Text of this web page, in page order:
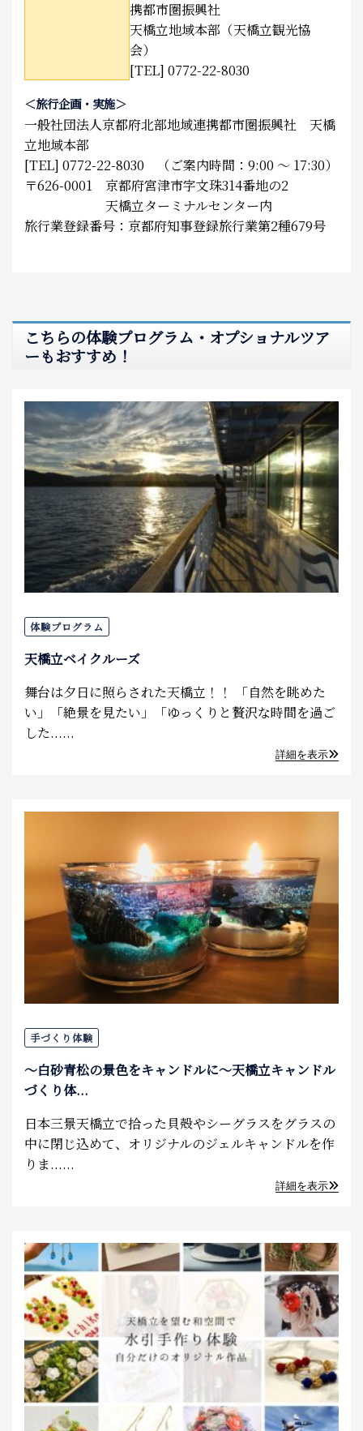
携都市圏振興社
天橋立地域本部（天橋立観光協
会）
[TEL] 0772-22-8030
＜旅行企画・実施＞
一般社団法人京都府北部地域連携都市圏振興社 天橋
立地域本部
[TEL] 0772-22-8030 （ご案内時間：9:00 ～ 17:30）
〒626-0001 京都府宮津市字文珠314番地の2
天橋立ターミナルセンター内
旅行業登録番号：京都府知事登録旅行業第2種679号
こちらの体験プログラム・オプショナルツア
ーもおすすめ！
体験プログラム
天橋立ベイクルーズ
舞台は夕日に照らされた天橋立！！ 「自然を眺めた
い」「絶景を見たい」「ゆっくりと贅沢な時間を過ご
した......
詳細を表示
手づくり体験
～白砂青松の景色をキャンドルに～天橋立キャンドル
づくり体...
日本三景天橋立で拾った貝殻やシーグラスをグラスの
中に閉じ込めて、オリジナルのジェルキャンドルを作
りま......
詳細を表示